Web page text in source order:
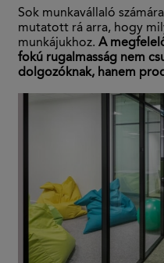
Sok munkavállaló
mutatott rá arra, hogy
munkájukhoz. A
fokú rugalmasság nem
dolgozóknak, hanem